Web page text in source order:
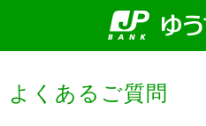
よくあるご質問